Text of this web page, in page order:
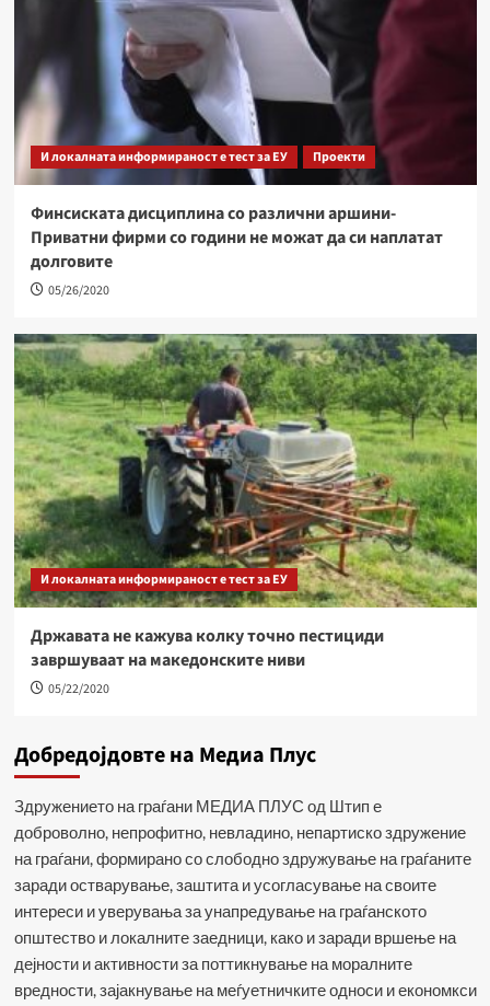
И локалната информираност е тест за ЕУ Проекти
Финсиската дисциплина со различни аршини-
Приватни фирми со години не можат да си наплатат
долговите
05/26/2020
И локалната информираност е тест за ЕУ
Државата не кажува колку точно пестициди
завршуваат на македонските ниви
05/22/2020
Добредојдовте на Медиа Плус
Здружението на граѓани МЕДИА ПЛУС од Штип е
доброволно, непрофитно, невладино, непартиско здружение
на граѓани, формирано со слободно здружување на граѓаните
заради остварување, заштита и усогласување на своите
интереси и уверувања за унапредување на граѓанското
општество и локалните заедници, како и заради вршење на
дејности и активности за поттикнување на моралните
вредности, зајакнување на меѓуетничките односи и економкси